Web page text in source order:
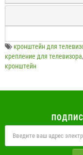
кронштейн для
крепление для телевизора,
кронштейн